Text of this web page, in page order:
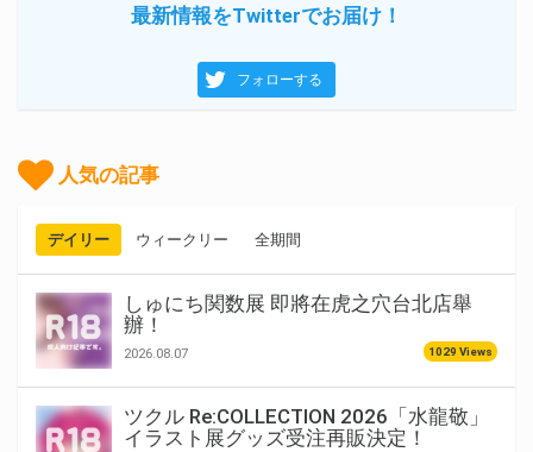
最新情報をTwitterでお届け！
フォローする
人気の記事
デイリー ウィークリー 全期間
しゅにち関数展 即將在虎之穴台北店舉
辦！
2026.08.07 1029 Views
ツクル Re:COLLECTION 2026「水龍敬」
イラスト展グッズ受注再販決定！